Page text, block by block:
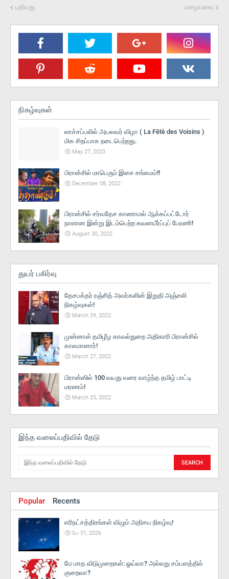
புதியது பழையவை
நிகழ்வுகள்
லாச்சப்பலில் அயலவர் விழா ( La Fētè des Voisins )
மிக சிறப்பாக நடைபெற்றது.
May 27, 2023
பிரான்சில் மாபெரும் இசை சங்கமம்!!
December 08, 2022
பிரான்சில் சர்வதேச காணாமல் ஆக்கப்பட்டோர்
நாளான இன்று இடம்பெற்ற கவனயீர்ப்புப் பேரணி!
August 30, 2022
துயர் பகிர்வு
தேசபக்தர் ரஞ்சித் அவர்களின் இறுதி அஞ்சலி
நிகழ்வுகள்!
March 29, 2022
முன்னாள் தமிழீழ காவல்துறை அதிகாரி பிரான்சில்
காலமானார்!
March 27, 2022
பிரான்ஸில் 100 வயது வரை வாழ்ந்த தமிழ் பாட்டி
மரணம்!
March 25, 2022
இந்த வலைப்பதிவில் தேடு
Popular Recents
எரிநட்சத்திரங்கள் விழும் அதிசய நிகழ்வு!
மே 31, 2026
மே மாத விடுமுறைகள்: ஓய்வா? அல்லது சம்பளத்தில்
குறைவா?